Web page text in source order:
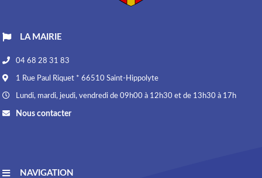
LA MAIRIE
04 68 28 31 83
1 Rue Paul Riquet * 66510 Saint-Hippolyte
Lundi, mardi, jeudi, vendredi de 09h00 à 12h30 et de 13h30 à 17h
Nous contacter
NAVIGATION